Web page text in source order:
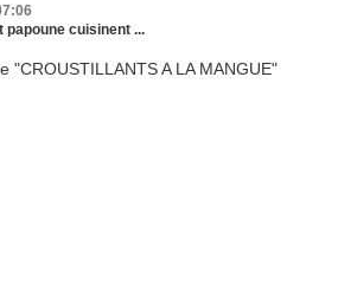
papoune cuisinent ...